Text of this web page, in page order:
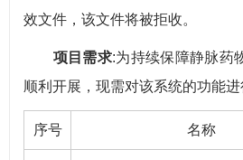
效文件，该文件将被拒收。
项目需求:为持续保障静脉药
顺利开展，现需对该系统的功能进
序号 名称